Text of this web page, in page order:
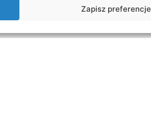
Zapisz preferencje